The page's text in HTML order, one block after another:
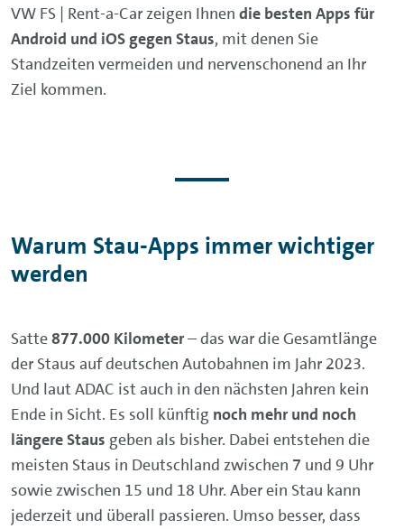
VW FS | Rent-a-Car zeigen Ihnen die besten Apps für
Android und iOS gegen Staus, mit denen Sie
Standzeiten vermeiden und nervenschonend an Ihr
Ziel kommen.
Warum Stau-Apps immer wichtiger
werden
Satte877.000 Kilometer– das war die Gesamtlänge
der Staus auf deutschen Autobahnen im Jahr 2023.
Und laut ADAC ist auch in den nächsten Jahren kein
Ende in Sicht. Es soll künftig noch mehr und noch
längere Staus geben als bisher. Dabei entstehen die
meisten Staus in Deutschland zwischen 7 und 9 Uhr
sowie zwischen 15 und 18 Uhr. Aber ein Stau kann
jederzeit und überall passieren. Umso besser, dass